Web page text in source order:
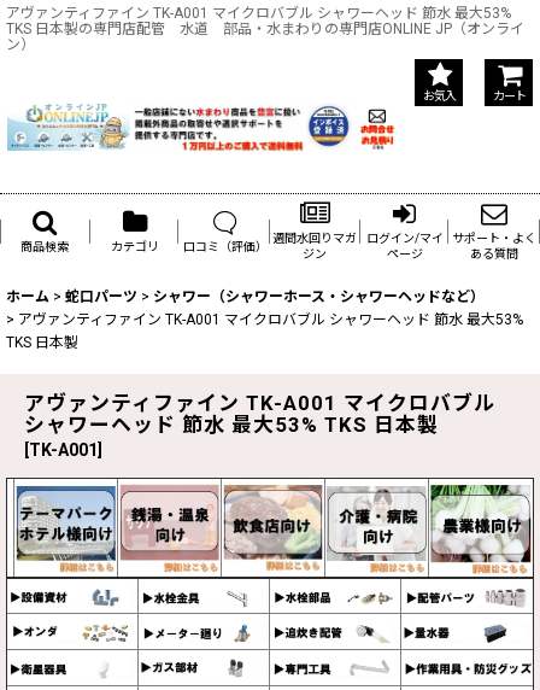
アヴァンティファイン TK-A001 マイクロバブル シャワーヘッド 節水 最大53%
TKS 日本製の専門店配管 水道 部品・水まわりの専門店ONLINE JP（オンライ
ン）
お気入 カート
商品検索 カテゴリ 口コミ（評価）
週間水回りマガ
ジン
ログイン/マイ
ページ
サポート・よく
ある質問
ホーム > 蛇口パーツ > シャワー（シャワーホース・シャワーヘッドなど）
> アヴァンティファイン TK-A001 マイクロバブル シャワーヘッド 節水 最大53%
TKS 日本製
アヴァンティファイン TK-A001 マイクロバブル
シャワーヘッド 節水 最大53% TKS 日本製
TK-A001